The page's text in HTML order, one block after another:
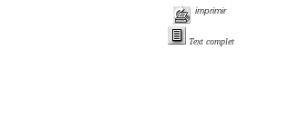
imprimir
Text complet